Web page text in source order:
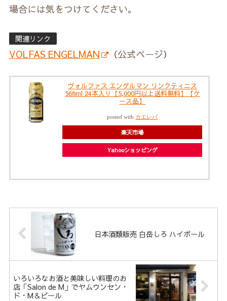
場合には気をつけてください。
関連リンク
VOLFAS ENGELMAN （公式ページ）
ヴォルファス エンゲルマン リンクティニス
568ml 24本入り【5,000円以上送料無料】【ケ
ース品】
posted with カエレバ
楽天市場
Yahooショッピング
日本酒類販売 白岳しろ ハイボール
いろいろなお酒と美味しい料理のお
店「Salon de M」でヤムウンセン・
ド・M＆ビール